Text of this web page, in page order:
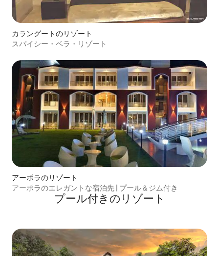
カラングートのリゾート
スパイシー・ベラ・リゾート
アーポラのリゾート
アーポラのエレガントな宿泊先 | プール＆ジム付き
プール付きのリゾート